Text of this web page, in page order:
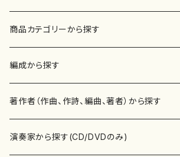
商品カテゴリーから探す
楽譜
書籍
書籍
CD・DVD
編成から探す
邦楽器
箏・琴（ソロ）
合唱
著作者（作曲、作詩、編曲、著者）から探す
あ行
演奏家から探す(CD/DVDのみ)